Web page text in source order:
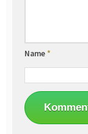
Name*